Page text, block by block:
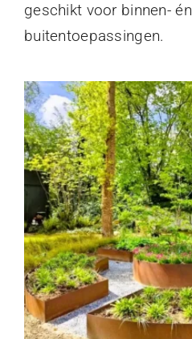
geschikt voor binnen- én
buitentoepassingen.